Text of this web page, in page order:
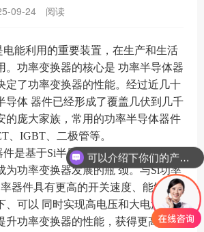
09-24 阅读
电能利用的重要装置，在生产和生活
。功率变换器的核心是 功率半导体器
定了功率变换器的性能。经过近几十
导体 器件已经形成了覆盖几伏到几千
的庞大家族，常用的功率半导体器件
、IGBT、二极管等。
件是基于Si半导体材料的，其特性已
为功率变换器发展的瓶 颈。与Si功率
器件具有更高的开关速度、能够工
、可以 同时实现高电压和大电流。这
升功率变换器的性能，获得更高的电
可以介绍下你们的产品么？